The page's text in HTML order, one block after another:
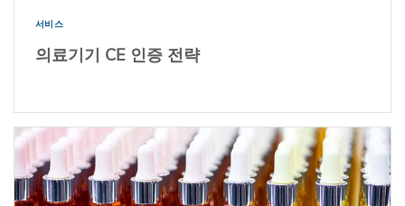
서비스
의료기기 CE 인증 전략